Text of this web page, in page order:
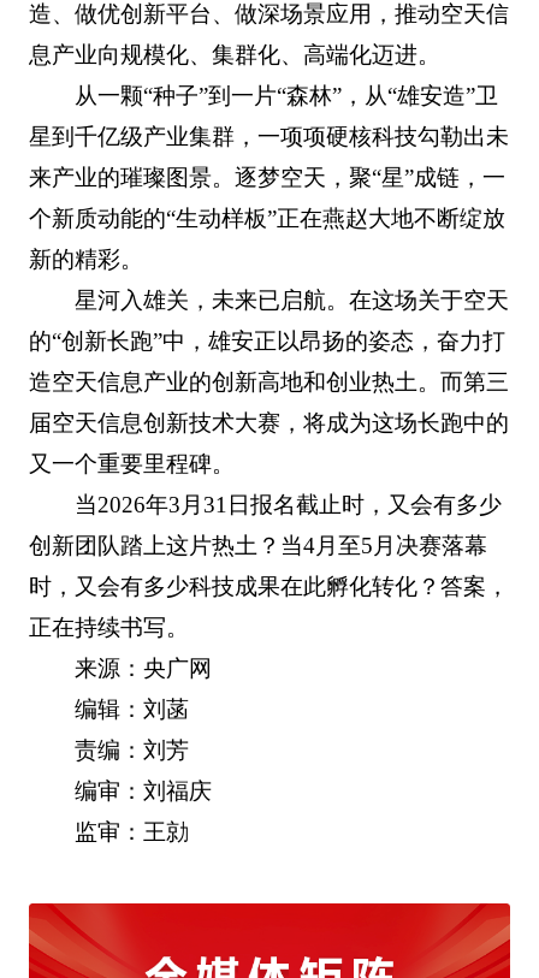
造、做优创新平台、做深场景应用，推动空天信
息产业向规模化、集群化、高端化迈进。
从一颗“种子”到一片“森林”，从“雄安造”卫
星到千亿级产业集群，一项项硬核科技勾勒出未
来产业的璀璨图景。逐梦空天，聚“星”成链，一
个新质动能的“生动样板”正在燕赵大地不断绽放
新的精彩。
星河入雄关，未来已启航。在这场关于空天
的“创新长跑”中，雄安正以昂扬的姿态，奋力打
造空天信息产业的创新高地和创业热土。而第三
届空天信息创新技术大赛，将成为这场长跑中的
又一个重要里程碑。
当2026年3月31日报名截止时，又会有多少
创新团队踏上这片热土？当4月至5月决赛落幕
时，又会有多少科技成果在此孵化转化？答案，
正在持续书写。
来源：央广网
编辑：刘菡
责编：刘芳
编审：刘福庆
监审：王勍